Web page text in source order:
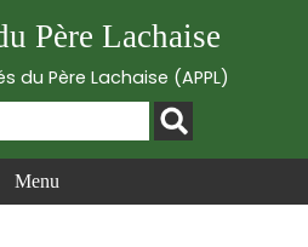
Père Lachaise
du Père Lachaise (APPL)
Menu